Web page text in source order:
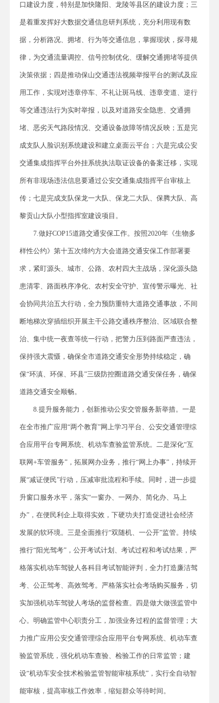
口建设力度，特别是加快隆阳、龙陵等县区的建设力度；三
是着重发挥好大数据交通信息研判系统，充分利用现有数
据，分析路况、拥堵、行为等交通信息，掌握现状，探寻规
律，为交通流量调控、信号控制优化、缓解交通拥堵等提供
决策依据；四是推动保山交通违法视频举报平台的测试及应
用工作，实现对违章停车、不礼让斑马线、违章变道、逆行
等交通违法行为实时举报，以及对道路安全隐患、交通拥
堵、恶劣天气路段情况、交通设备故障等情况反映；五是完
成支队人脸识别系统建设和建立桌面云平台；六是完成公安
交通集成指挥平台外挂系统执法取证设备的备案迁移，实现
所有非现场违法信息要通过公安交通集成指挥平台审核上
传；七是完成支队保龙一大队、保龙二大队、保腾大队、高
黎贡山大队小型指挥室建设项目。
7.做好COP15道路交通安保工作。按照2020年《生物多
样性公约》第十五次缔约方大会道路交通安保工作部署要
求，紧盯源头、城市、公路、农村四大主战场，深化源头隐
患清零、路面秩序净化、农村安全守护、宣传警示曝光、社
会协同共治五大行动，全力预防重特大道路交通事故，不间
断地梯次穿插组织开展主干公路交通秩序整治、区域联合整
治、集中统一夜查等统一行动，把警力压到路面严查违法，
保持强大震慑，确保全市道路交通安全形势持续稳定，确
保“环滇、环保、环县”三级防控圈道路交通安保任务，确保
道路交通安全顺畅。
8.提升服务能力，创新推动公安交管服务新举措。一是
在全市推广应用“两个教育”网上学习平台、公安交通管理综
合应用平台专网系统、机动车查验监管系统。二是深化“互
联网+车管服务”，拓展网办业务，推行“网上办事”，持续开
展“减证便民”行动，压减审批流程和手续。同时，进一步提
升窗口服务水平，落实“一窗办、一网办、简化办、马上
办”，在便民利企上取得实效，下硬功夫打造促进社会经济
发展的软环境。三是全面推行“双随机、一公开”监管。持续
推行“阳光驾考”，公开考试计划、考试过程和考试结果，严
格落实机动车驾驶人各科目考试智能评判，全力打造廉洁驾
考、公正驾考、高效驾考。严格落实社会考场购买服务，切
实加强机动车驾驶人考场的监督检查。四是做大做强监管中
心。明确监管中心职责分工，加强业务过程的监督管理；大
力推广应用公安交通管理综合应用平台专网系统、机动车查
验监管系统，强化机动车查验、检验工作的日常监管；建
设“机动车安全技术检验监管智能审核系统”，实行全自动智
能审核，提高审核工作效率，缩短群众等待时间。